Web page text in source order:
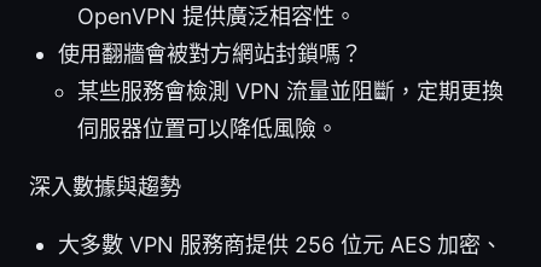
OpenVPN 提供廣泛相容性。
使用翻牆會被對方網站封鎖嗎？
某些服務會檢測 VPN 流量並阻斷，定期更換
伺服器位置可以降低風險。
深入數據與趨勢
大多數 VPN 服務商提供 256 位元 AES 加密、